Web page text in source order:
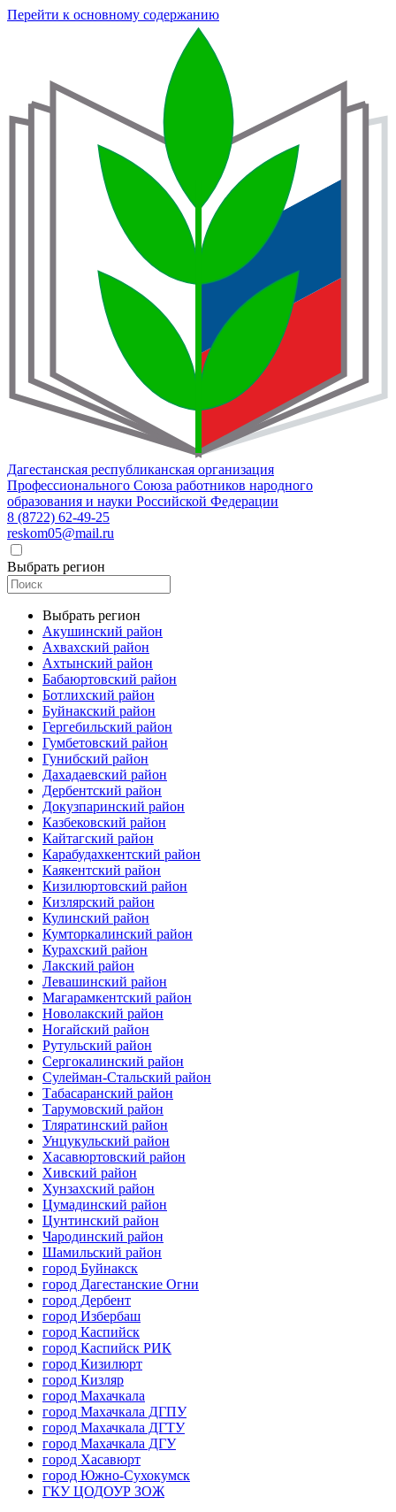
Перейти к основному содержанию
Дагестанская республиканская организация
Профессионального Союза работников народного
образования и науки Российской Федерации
8 (8722) 62-49-25
reskom05@mail.ru
Выбрать регион
Выбрать регион
Акушинский район
Ахвахский район
Ахтынский район
Бабаюртовский район
Ботлихский район
Буйнакский район
Гергебильский район
Гумбетовский район
Гунибский район
Дахадаевский район
Дербентский район
Докузпаринский район
Казбековский район
Кайтагский район
Карабудахкентский район
Каякентский район
Кизилюртовский район
Кизлярский район
Кулинский район
Кумторкалинский район
Курахский район
Лакский район
Левашинский район
Магарамкентский район
Новолакский район
Ногайский район
Рутульский район
Сергокалинский район
Сулейман-Стальский район
Табасаранский район
Тарумовский район
Тляратинский район
Унцукульский район
Хасавюртовский район
Хивский район
Хунзахский район
Цумадинский район
Цунтинский район
Чародинский район
Шамильский район
город Буйнакск
город Дагестанские Огни
город Дербент
город Избербаш
город Каспийск
город Каспийск РИК
город Кизилюрт
город Кизляр
город Махачкала
город Махачкала ДГПУ
город Махачкала ДГТУ
город Махачкала ДГУ
город Хасавюрт
город Южно-Сухокумск
ГКУ ЦОДОУР ЗОЖ